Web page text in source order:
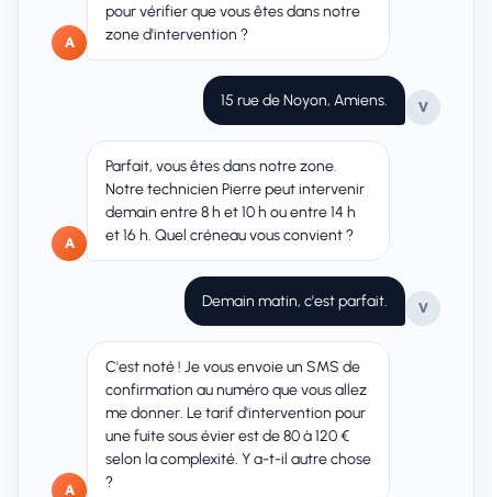
A
pour vérifier que vous êtes dans notre
zone d'intervention ?
15 rue de Noyon, Amiens. V
A
Parfait, vous êtes dans notre zone.
Notre technicien Pierre peut intervenir
demain entre 8 h et 10 h ou entre 14 h
et 16 h. Quel créneau vous convient ?
Demain matin, c'est parfait. V
A
C'est noté ! Je vous envoie un SMS de
confirmation au numéro que vous allez
me donner. Le tarif d'intervention pour
une fuite sous évier est de 80 à 120 €
selon la complexité. Y a-t-il autre chose
?